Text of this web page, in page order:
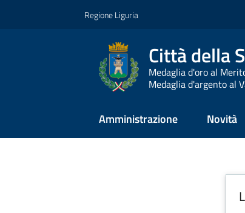
Regione Liguria
Città della
Medaglia d'oro al
Medaglia d'argento al
Amministrazione Novità